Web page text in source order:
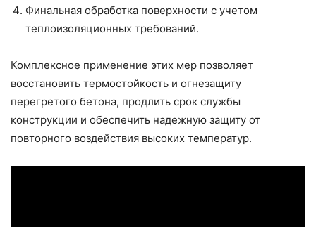
Финальная обработка поверхности с учетом
теплоизоляционных требований.
Комплексное применение этих мер позволяет
восстановить термостойкость и огнезащиту
перегретого бетона, продлить срок службы
конструкции и обеспечить надежную защиту от
повторного воздействия высоких температур.